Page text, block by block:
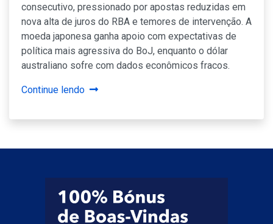
consecutivo, pressionado por apostas reduzidas em
nova alta de juros do RBA e temores de intervenção. A
moeda japonesa ganha apoio com expectativas de
política mais agressiva do BoJ, enquanto o dólar
australiano sofre com dados econômicos fracos.
Continue lendo